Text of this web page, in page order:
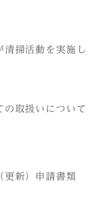
清掃活動を実施し
の取扱いについて
更新）申請書類